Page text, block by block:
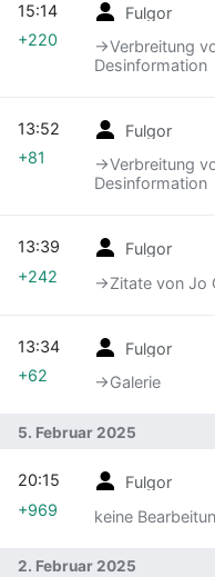
Fulgor
→‎Verbreitung
Desinformation
15:14
+220
Fulgor
→‎Verbreitung
Desinformation
13:52
+81
Fulgor
→‎Zitate von Jo
13:39
+242
Fulgor
→‎Galerie
13:34
+62
5. Februar 2025
Fulgor
keine
20:15
+969
2. Februar 2025